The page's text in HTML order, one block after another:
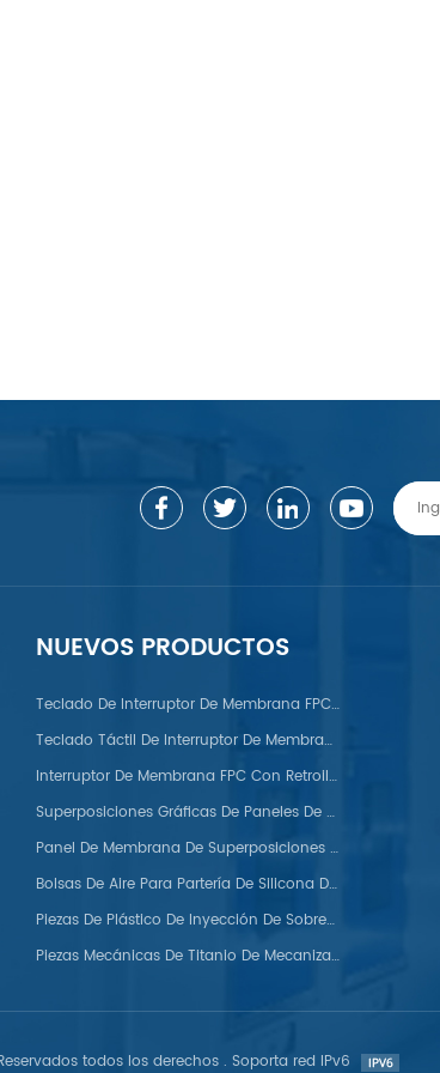
Nylon/POM/PVC/PMMA/PEEK
NUEVOS PRODUCTOS
Teclado De Interruptor De Membrana FPC Con Domo Metálico
Teclado Táctil De Interruptor De Membrana FPC
Interruptor De Membrana FPC Con Retroiluminación LED
Superposiciones Gráficas De Paneles De Membrana Para Automóviles
Panel De Membrana De Superposiciones Gráficas De Silicona
Bolsas De Aire Para Partería De Silicona De Grado Médico
Piezas De Plástico De Inyección De Sobremoldeo
Piezas Mecánicas De Titanio De Mecanizado CNC Personalizadas
todos los derechos . Soporta red IPv6